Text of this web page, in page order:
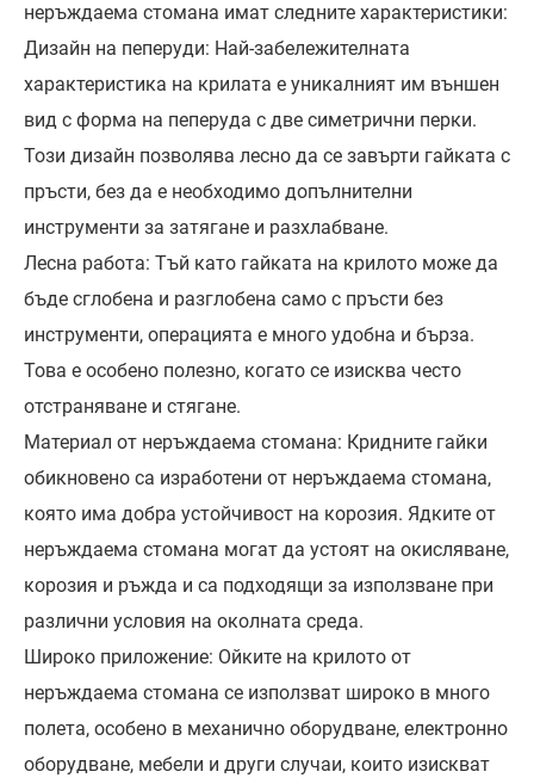
неръждаема стомана имат следните характеристики:
Дизайн на пеперуди: Най-забележителната
характеристика на крилата е уникалният им външен
вид с форма на пеперуда с две симетрични перки.
Този дизайн позволява лесно да се завърти гайката с
пръсти, без да е необходимо допълнителни
инструменти за затягане и разхлабване.
Лесна работа: Тъй като гайката на крилото може да
бъде сглобена и разглобена само с пръсти без
инструменти, операцията е много удобна и бърза.
Това е особено полезно, когато се изисква често
отстраняване и стягане.
Материал от неръждаема стомана: Кридните гайки
обикновено са изработени от неръждаема стомана,
която има добра устойчивост на корозия. Ядките от
неръждаема стомана могат да устоят на окисляване,
корозия и ръжда и са подходящи за използване при
различни условия на околната среда.
Широко приложение: Ойките на крилото от
неръждаема стомана се използват широко в много
полета, особено в механично оборудване, електронно
оборудване, мебели и други случаи, които изискват